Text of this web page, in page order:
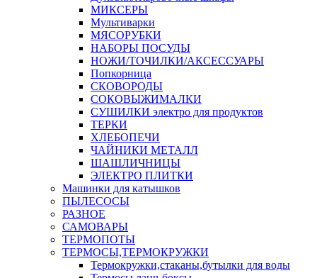
МИКСЕРЫ
Мультиварки
МЯСОРУБКИ
НАБОРЫ ПОСУДЫ
НОЖИ/ТОЧИЛКИ/АКСЕССУАРЫ
Попкорница
СКОВОРОДЫ
СОКОВЫЖИМАЛКИ
СУШИЛКИ электро для продуктов
ТЕРКИ
ХЛЕБОПЕЧИ
ЧАЙНИКИ МЕТАЛЛ
ШАШЛИЧНИЦЫ
ЭЛЕКТРО ПЛИТКИ
Машинки для катышков
ПЫЛЕСОСЫ
РАЗНОЕ
САМОВАРЫ
ТЕРМОПОТЫ
ТЕРМОСЫ,ТЕРМОКРУЖКИ
Термокружки,стаканы,бутылки для воды